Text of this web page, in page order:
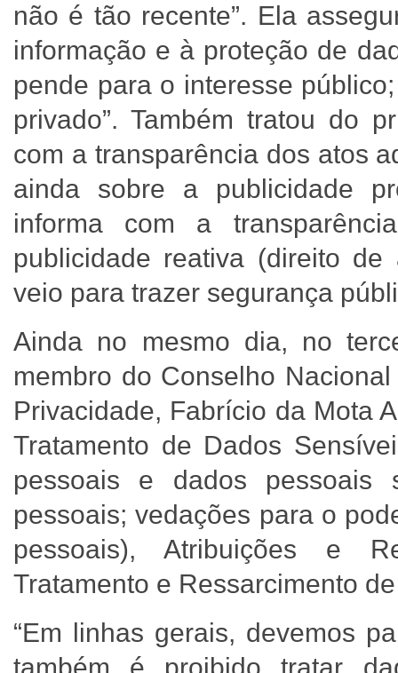
não é tão recente”. Ela
informação e à proteção de
pende para o interesse
privado”. Também tratou do
com a transparência dos atos
ainda sobre a publicidade
informa com a
publicidade reativa (direito de
veio para trazer segurança
Ainda no mesmo dia, no
membro do Conselho
Privacidade, Fabrício da Mota
Tratamento de Dados
pessoais e dados
pessoais; vedações para o
pessoais), Atribuições e
Tratamento e Ressarcimento
“Em linhas gerais, devemos